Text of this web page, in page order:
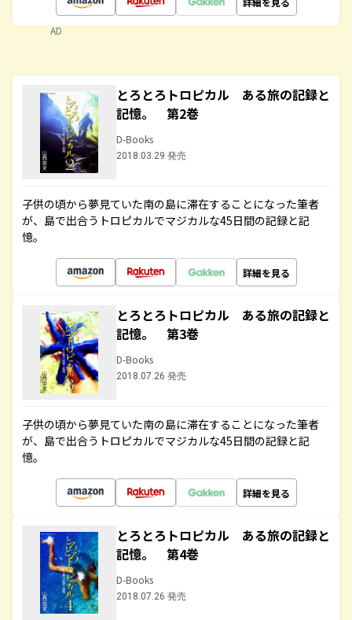
AD
とろとろトロピカル ある旅の記録と
記憶。 第2巻
D-Books
2018.03.29 発売
子供の頃から夢見ていた南の島に滞在することになった筆者
が、島で出合うトロピカルでマジカルな45日間の記録と記
憶。
詳細を見る
とろとろトロピカル ある旅の記録と
記憶。 第3巻
D-Books
2018.07.26 発売
子供の頃から夢見ていた南の島に滞在することになった筆者
が、島で出合うトロピカルでマジカルな45日間の記録と記
憶。
詳細を見る
とろとろトロピカル ある旅の記録と
記憶。 第4巻
D-Books
2018.07.26 発売